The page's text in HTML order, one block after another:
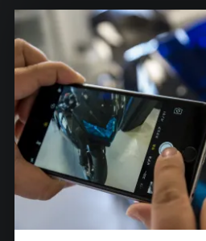
し
く
い
し
す
！
"